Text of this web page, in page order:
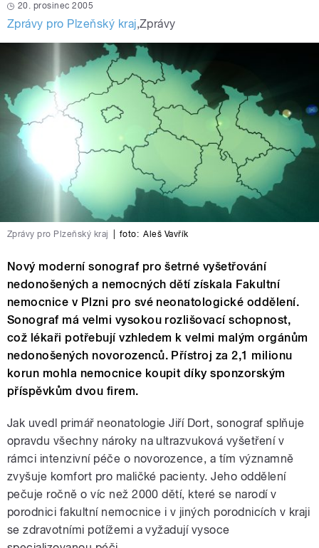
20. prosinec 2005
Zprávy pro Plzeňský kraj,Zprávy
Zprávy pro Plzeňský kraj foto: Aleš Vavřík
Nový moderní sonograf pro šetrné vyšetřování
nedonošených a nemocných dětí získala Fakultní
nemocnice v Plzni pro své neonatologické oddělení.
Sonograf má velmi vysokou rozlišovací schopnost,
což lékaři potřebují vzhledem k velmi malým orgánům
nedonošených novorozenců. Přístroj za 2,1 milionu
korun mohla nemocnice koupit díky sponzorským
příspěvkům dvou firem.
Jak uvedl primář neonatologie Jiří Dort, sonograf splňuje
opravdu všechny nároky na ultrazvuková vyšetření v
rámci intenzivní péče o novorozence, a tím významně
zvyšuje komfort pro maličké pacienty. Jeho oddělení
pečuje ročně o víc než 2000 dětí, které se narodí v
porodnici fakultní nemocnice i v jiných porodnicích v kraji
se zdravotními potížemi a vyžadují vysoce